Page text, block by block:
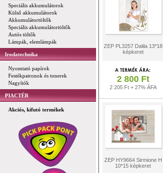
Speciális akkumulátorok
Külső akkumulátorok
Akkumulátortöltők
Speciális akkumulátortöltők
Autós töltők
Lámpák, elemlámpák
Irodatechnika
Nyomtató papírok
Festékpatronok és tonerek
Nagyítók
PIACTÉR
Akciós, kifutó termékek
ZEP PL3257 Dalila 13*18
képkeret
2 800 Ft
2 205 Ft + 27% ÁFA
ZEP HY9664 Sirmione H
10*15 képkeret